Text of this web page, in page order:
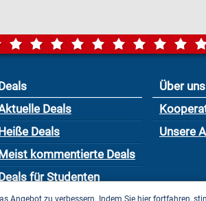
Deals
Deals
kommentierte Deals
für Studenten
Über uns
Unsere
Angebot zu verbessern. Indem Sie hier fortfahren,